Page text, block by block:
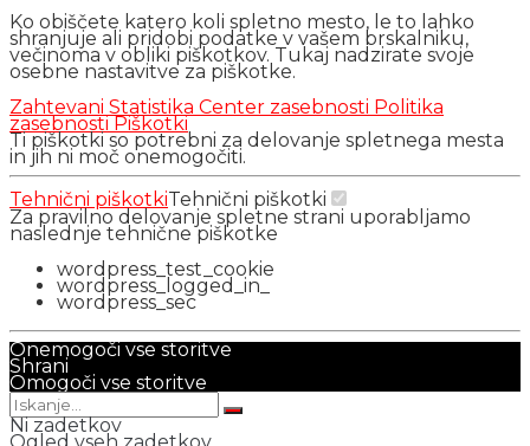
Ko obiščete katero koli spletno mesto, le to lahko
shranjuje ali pridobi podatke v vašem brskalniku,
večinoma v obliki piškotkov. Tukaj nadzirate svoje
osebne nastavitve za piškotke.
Zahtevani Statistika Center zasebnosti Politika
zasebnosti Piškotki
Ti piškotki so potrebni za delovanje spletnega mesta
in jih ni moč onemogočiti.
Tehnični piškotkiTehnični piškotki
Za pravilno delovanje spletne strani uporabljamo
naslednje tehnične piškotke
wordpress_test_cookie
wordpress_logged_in_
wordpress_sec
Onemogoči vse storitve
Shrani
Omogoči vse storitve
Ni zadetkov